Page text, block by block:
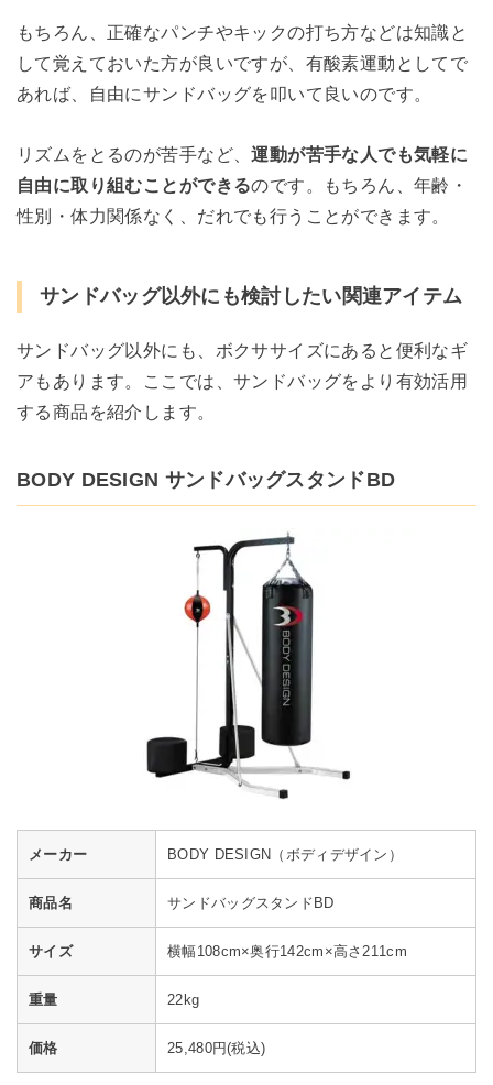
もちろん、正確なパンチやキックの打ち方などは知識と
して覚えておいた方が良いですが、有酸素運動としてで
あれば、自由にサンドバッグを叩いて良いのです。
リズムをとるのが苦手など、運動が苦手な人でも気軽に
自由に取り組むことができるのです。もちろん、年齢・
性別・体力関係なく、だれでも行うことができます。
サンドバッグ以外にも検討したい関連アイテム
サンドバッグ以外にも、ボクササイズにあると便利なギ
アもあります。ここでは、サンドバッグをより有効活用
する商品を紹介します。
BODY DESIGN サンドバッグスタンドBD
メーカー BODY DESIGN（ボディデザイン）
商品名 サンドバッグスタンドBD
サイズ 横幅108cm×奥行142cm×高さ211cm
重量 22kg
価格 25,480円(税込)